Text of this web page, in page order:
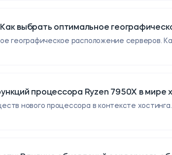
процессора Ryzen 7950X в мире
нового процессора в контексте
выбрать оптимальное
географическое расположение серверов.